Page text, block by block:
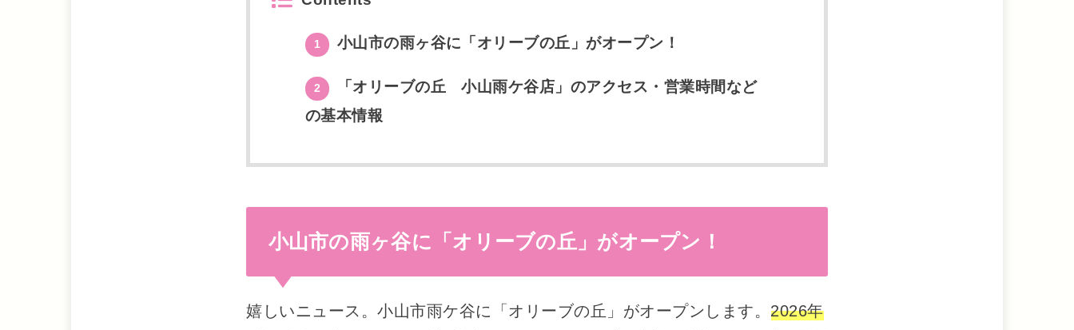
1 小山市の雨ヶ谷に「オリーブの丘」がオープン！
2
「オリーブの丘 小山雨ケ谷店」のアクセス・営業時間など
の基本情報
小山市の雨ヶ谷に「オリーブの丘」がオープン！
嬉しいニュース。小山市雨ケ谷に「オリーブの丘」がオープンします。 2026年